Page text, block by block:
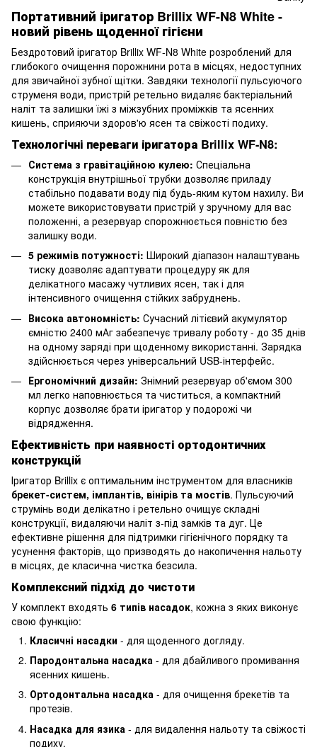
Портативний іригатор Brillix WF-N8 White -
новий рівень щоденної гігієни
Бездротовий іригатор Brillix WF-N8 White розроблений для
глибокого очищення порожнини рота в місцях, недоступних
для звичайної зубної щітки. Завдяки технології пульсуючого
струменя води, пристрій ретельно видаляє бактеріальний
наліт та залишки їжі з міжзубних проміжків та ясенних
кишень, сприяючи здоров'ю ясен та свіжості подиху.
Технологічні переваги іригатора Brillix WF-N8:
Система з гравітаційною кулею: Спеціальна
конструкція внутрішньої трубки дозволяє приладу
стабільно подавати воду під будь-яким кутом нахилу. Ви
можете використовувати пристрій у зручному для вас
положенні, а резервуар спорожнюється повністю без
залишку води.
5 режимів потужності: Широкий діапазон налаштувань
тиску дозволяє адаптувати процедуру як для
делікатного масажу чутливих ясен, так і для
інтенсивного очищення стійких забруднень.
Висока автономність: Сучасний літієвий акумулятор
ємністю 2400 мАг забезпечує тривалу роботу - до 35 днів
на одному заряді при щоденному використанні. Зарядка
здійснюється через універсальний USB-інтерфейс.
Ергономічний дизайн: Знімний резервуар об'ємом 300
мл легко наповнюється та чиститься, а компактний
корпус дозволяє брати іригатор у подорожі чи
відрядження.
Ефективність при наявності ортодонтичних
конструкцій
Іригатор Brillix є оптимальним інструментом для власників
брекет-систем, імплантів, вінірів та мостів. Пульсуючий
струмінь води делікатно і ретельно очищує складні
конструкції, видаляючи наліт з-під замків та дуг. Це
ефективне рішення для підтримки гігієнічного порядку та
усунення факторів, що призводять до накопичення нальоту
в місцях, де класична чистка безсила.
Комплексний підхід до чистоти
У комплект входять 6 типів насадок, кожна з яких виконує
свою функцію:
Класичні насадки - для щоденного догляду.
Пародонтальна насадка - для дбайливого промивання
ясенних кишень.
Ортодонтальна насадка - для очищення брекетів та
протезів.
Насадка для язика - для видалення нальоту та свіжості
подиху.